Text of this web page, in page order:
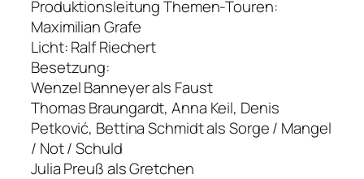
Produktionsleitung Themen-Touren:
Maximilian Grafe
Licht: Ralf Riechert
Besetzung:
Wenzel Banneyer als Faust
Thomas Braungardt, Anna Keil, Denis
Petković, Bettina Schmidt als Sorge / Mangel
/ Not / Schuld
Julia Preuß als Gretchen